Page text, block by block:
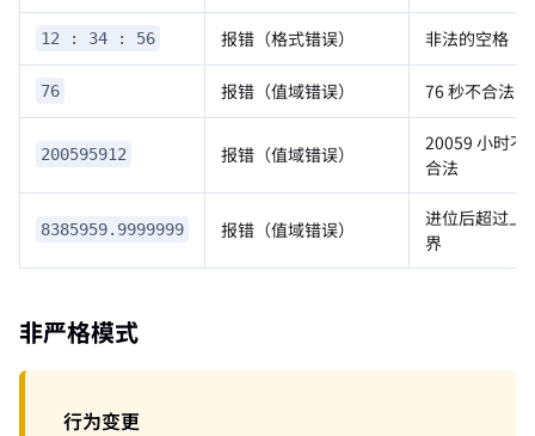
12 : 34 : 56 报错（格式错误） 非法的空格
76 报错（值域错误） 76 秒不合法
200595912 报错（值域错误）
20059 小时不
合法
8385959.9999999 报错（值域错误）
进位后超过上
界
非严格模式
行为变更